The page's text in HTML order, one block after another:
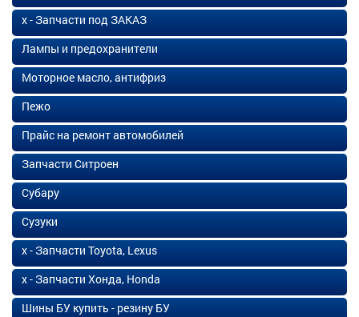
х - Запчасти под ЗАКАЗ
Лампы и предохранители
Моторное масло, антифриз
Пежо
Прайс на ремонт автомобилей
Запчасти Ситроен
Субару
Сузуки
х - Запчасти Toyota, Lexus
х - Запчасти Хонда, Honda
Шины БУ купить - резину БУ